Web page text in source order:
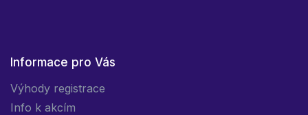
Informace pro Vás
Výhody registrace
Info k akcím